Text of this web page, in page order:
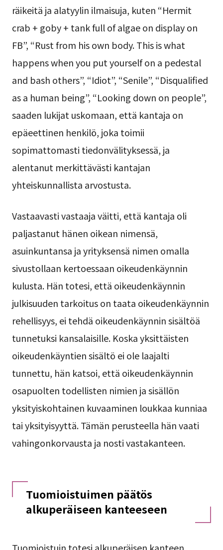
räikeitä ja alatyylin ilmaisuja, kuten “Hermit
crab + goby + tank full of algae on display on
FB”, “Rust from his own body. This is what
happens when you put yourself on a pedestal
and bash others”, “Idiot”, “Senile”, “Disqualified
as a human being”, “Looking down on people”,
saaden lukijat uskomaan, että kantaja on
epäeettinen henkilö, joka toimii
sopimattomasti tiedonvälityksessä, ja
alentanut merkittävästi kantajan
yhteiskunnallista arvostusta.
Vastaavasti vastaaja väitti, että kantaja oli
paljastanut hänen oikean nimensä,
asuinkuntansa ja yrityksensä nimen omalla
sivustollaan kertoessaan oikeudenkäynnin
kulusta. Hän totesi, että oikeudenkäynnin
julkisuuden tarkoitus on taata oikeudenkäynnin
rehellisyys, ei tehdä oikeudenkäynnin sisältöä
tunnetuksi kansalaisille. Koska yksittäisten
oikeudenkäyntien sisältö ei ole laajalti
tunnettu, hän katsoi, että oikeudenkäynnin
osapuolten todellisten nimien ja sisällön
yksityiskohtainen kuvaaminen loukkaa kunniaa
tai yksityisyyttä. Tämän perusteella hän vaati
vahingonkorvausta ja nosti vastakanteen.
Tuomioistuimen päätös
alkuperäiseen kanteeseen